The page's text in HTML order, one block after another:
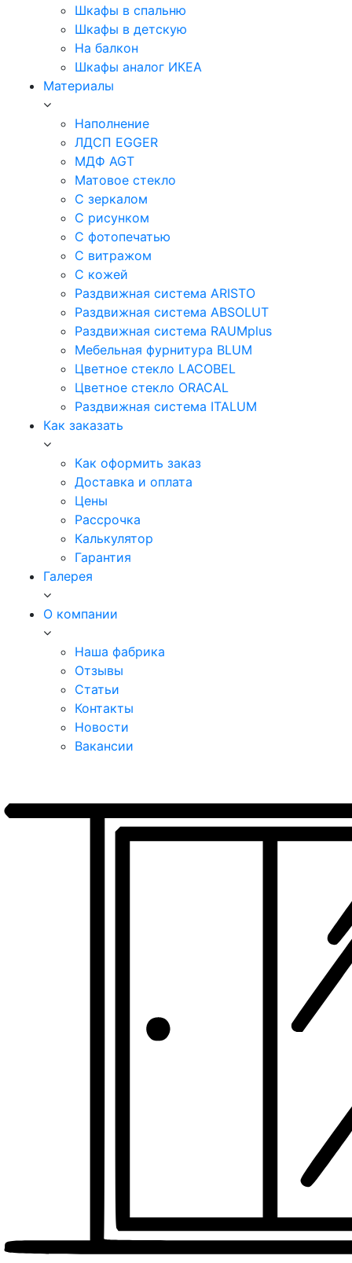
Шкафы в спальню
Шкафы в детскую
На балкон
Шкафы аналог ИКЕА
Материалы
Наполнение
ЛДСП EGGER
МДФ AGT
Матовое стекло
С зеркалом
С рисунком
С фотопечатью
С витражом
С кожей
Раздвижная система ARISTO
Раздвижная система ABSOLUT
Раздвижная система RAUMplus
Мебельная фурнитура BLUM
Цветное стекло LACOBEL
Цветное стекло ORACAL
Раздвижная система ITALUM
Как заказать
Как оформить заказ
Доставка и оплата
Цены
Рассрочка
Калькулятор
Гарантия
Галерея
О компании
Наша фабрика
Отзывы
Статьи
Контакты
Новости
Вакансии